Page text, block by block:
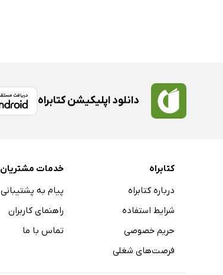
دانلود اپلیکیشن کتابراه
کتابراه
درباره کتابراه
شرایط استفاده
حریم خصوصی
فرصت‌های شغلی
خدمات مشتریان
پیام به پشتیبانی
راهنمای کاربران
تماس با ما